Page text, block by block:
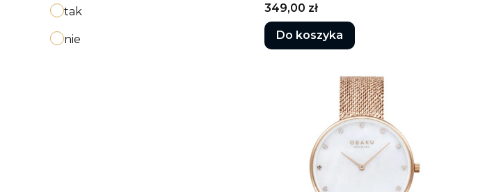
tak
nie
Cena
349,00 zł
Do koszyka